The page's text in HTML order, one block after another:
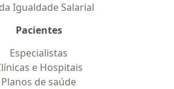
Igualdade Salarial
Pacientes
Especialistas
e Hospitais
Planos de saúde